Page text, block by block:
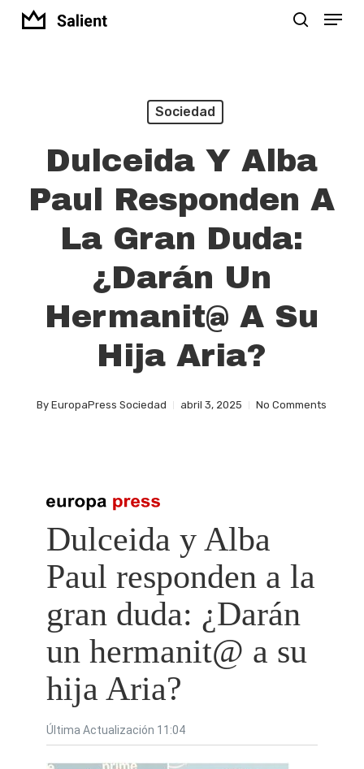
Skip
Menu
Sociedad
Dulceida Y Alba
Paul Responden A
La Gran Duda:
¿Darán Un
Hermanit@ A Su
Hija Aria?
By EuropaPress Sociedad abril 3, 2025 No Comments